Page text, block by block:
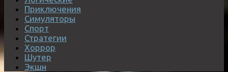
Приключения
Симуляторы
Спорт
Стратегии
Хоррор
Шутер
Экшн